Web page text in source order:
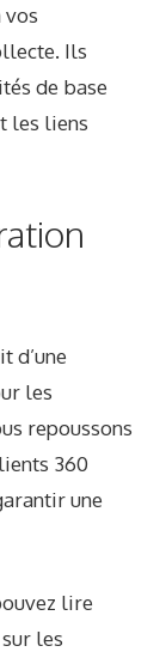
vos
Ils
de base
les liens
d’une
les
repoussons
360
une
lire
les